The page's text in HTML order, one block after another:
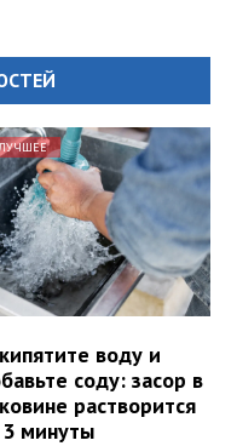
воду и
соду: засор в
растворится
3 минуты